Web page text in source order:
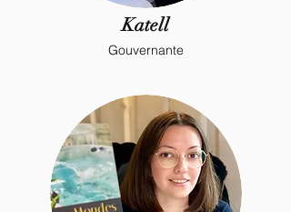
Katell
Gouvernante